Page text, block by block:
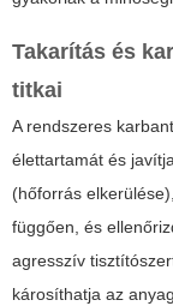
Takarítás és
titkai
A rendszeres
élettartamát és
(hőforrás
függően, és
agresszív
károsíthatja az